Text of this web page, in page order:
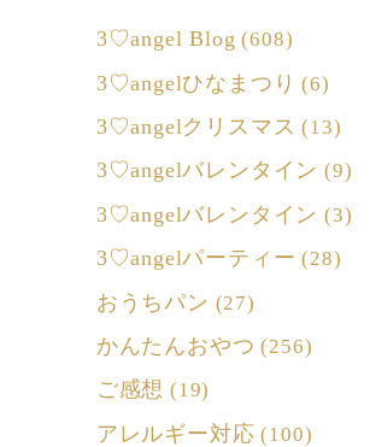
3♡angel Blog (608)
3♡angelひなまつり (6)
3♡angelクリスマス (13)
3♡angelバレンタイン (9)
3♡angelバレンタイン (3)
3♡angelパーティー (28)
おうちパン (27)
かんたんおやつ (256)
ご感想 (19)
アレルギー対応 (100)